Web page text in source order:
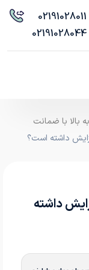
02191028011
02191028044
خودرو شاپ، خرید و فروش خودرو اقساطی مدل ۹۰ به بالا با ضمانت
داشته است؟
داشته